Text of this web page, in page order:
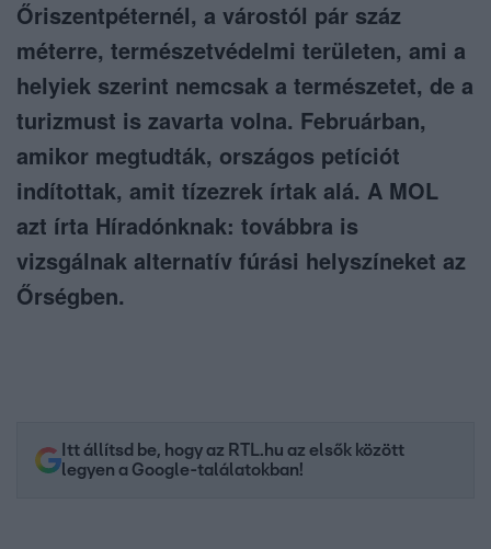
Őriszentpéternél, a várostól pár száz
méterre, természetvédelmi területen, ami a
helyiek szerint nemcsak a természetet, de a
turizmust is zavarta volna. Februárban,
amikor megtudták, országos petíciót
indítottak, amit tízezrek írtak alá. A MOL
azt írta Híradónknak: továbbra is
vizsgálnak alternatív fúrási helyszíneket az
Őrségben.
Itt állítsd be, hogy az RTL.hu az elsők között
legyen a Google-találatokban!